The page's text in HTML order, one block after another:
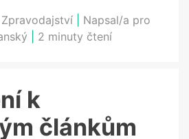
Zpravodajství
Napsal/a pro
2 minuty čtení
k
článkům